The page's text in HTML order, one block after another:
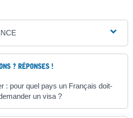
? RÉPONSES !
: pour quel pays un Français doit-
un visa ?